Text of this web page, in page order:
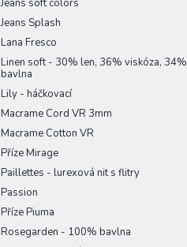
Jeans soft colors
Jeans Splash
Lana Fresco
Linen soft - 30% len, 36% viskóza, 34%
bavlna
Lily - háčkovací
Macrame Cord VR 3mm
Macrame Cotton VR
Příze Mirage
Paillettes - lurexová nit s flitry
Passion
Příze Piuma
Rosegarden - 100% bavlna